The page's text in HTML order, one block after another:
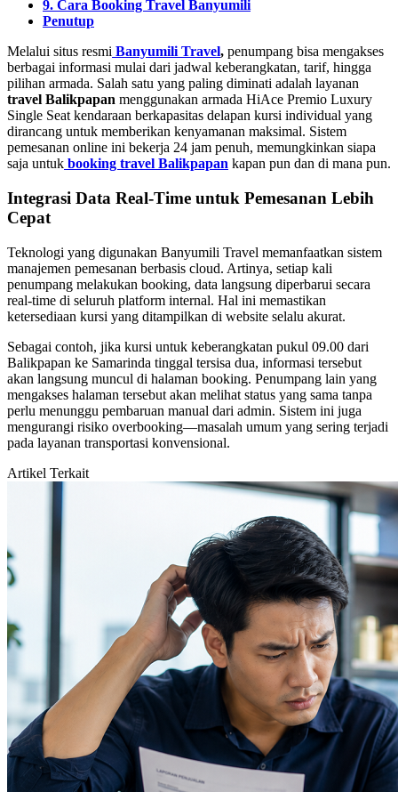
9. Cara Booking Travel Banyumili
Penutup
Melalui situs resmi Banyumili Travel, penumpang bisa mengakses
berbagai informasi mulai dari jadwal keberangkatan, tarif, hingga
pilihan armada. Salah satu yang paling diminati adalah layanan
travel Balikpapan menggunakan armada HiAce Premio Luxury
Single Seat kendaraan berkapasitas delapan kursi individual yang
dirancang untuk memberikan kenyamanan maksimal. Sistem
pemesanan online ini bekerja 24 jam penuh, memungkinkan siapa
saja untuk booking travel Balikpapan kapan pun dan di mana pun.
Integrasi Data Real-Time untuk Pemesanan Lebih
Cepat
Teknologi yang digunakan Banyumili Travel memanfaatkan sistem
manajemen pemesanan berbasis cloud. Artinya, setiap kali
penumpang melakukan booking, data langsung diperbarui secara
real-time di seluruh platform internal. Hal ini memastikan
ketersediaan kursi yang ditampilkan di website selalu akurat.
Sebagai contoh, jika kursi untuk keberangkatan pukul 09.00 dari
Balikpapan ke Samarinda tinggal tersisa dua, informasi tersebut
akan langsung muncul di halaman booking. Penumpang lain yang
mengakses halaman tersebut akan melihat status yang sama tanpa
perlu menunggu pembaruan manual dari admin. Sistem ini juga
mengurangi risiko overbooking—masalah umum yang sering terjadi
pada layanan transportasi konvensional.
Artikel Terkait